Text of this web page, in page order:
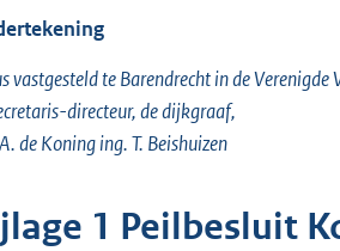
vastgesteld te Barendrecht in de
directeur, de dijkgraaf,
de Koning ing. T. Beishuizen
1 Peilbesluit